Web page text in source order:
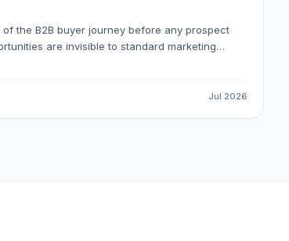
the B2B buyer journey before any prospect
are invisible to standard marketing
Jul 2026